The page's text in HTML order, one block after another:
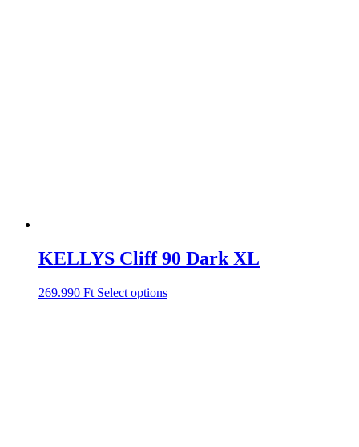
KELLYS Cliff 90 Dark XL
269.990 Ft Select options